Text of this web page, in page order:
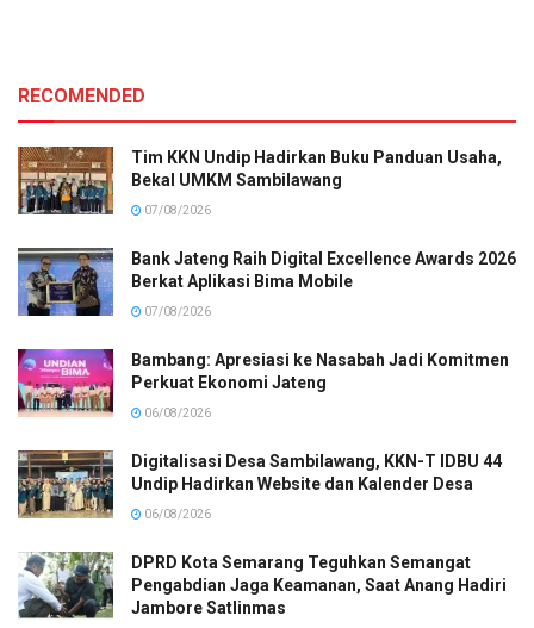
RECOMENDED
Tim KKN Undip Hadirkan Buku Panduan Usaha,
Bekal UMKM Sambilawang
07/08/2026
Bank Jateng Raih Digital Excellence Awards 2026
Berkat Aplikasi Bima Mobile
07/08/2026
Bambang: Apresiasi ke Nasabah Jadi Komitmen
Perkuat Ekonomi Jateng
06/08/2026
Digitalisasi Desa Sambilawang, KKN-T IDBU 44
Undip Hadirkan Website dan Kalender Desa
06/08/2026
DPRD Kota Semarang Teguhkan Semangat
Pengabdian Jaga Keamanan, Saat Anang Hadiri
Jambore Satlinmas